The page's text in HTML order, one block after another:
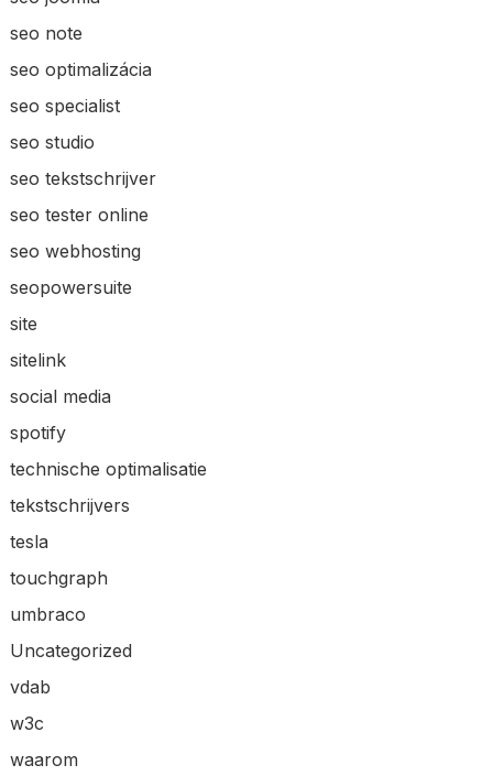
seo note
seo optimalizácia
seo specialist
seo studio
seo tekstschrijver
seo tester online
seo webhosting
seopowersuite
site
sitelink
social media
spotify
technische optimalisatie
tekstschrijvers
tesla
touchgraph
umbraco
Uncategorized
vdab
w3c
waarom